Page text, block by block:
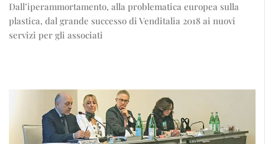
Dall’iperammortamento, alla problematica europea sulla
plastica, dal grande successo di Venditalia 2018 ai nuovi
servizi per gli associati